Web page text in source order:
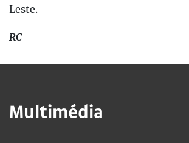
Leste.
RC
Multimédia